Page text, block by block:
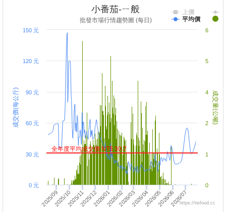
成交價(每公斤) 成交量(公噸)
小番茄-ㄧ般
批發市場行情趨勢圖 (每日)
上價
平均價
2025/092025/102025/112025/122026/012026/022026/032026/042026/052026/062026/07
0 元
30 元
60 元
90 元
120 元
150 元
0
1
2
4
5
6
https://twfood.cc
全年度平均成交價 NT$ 30.7